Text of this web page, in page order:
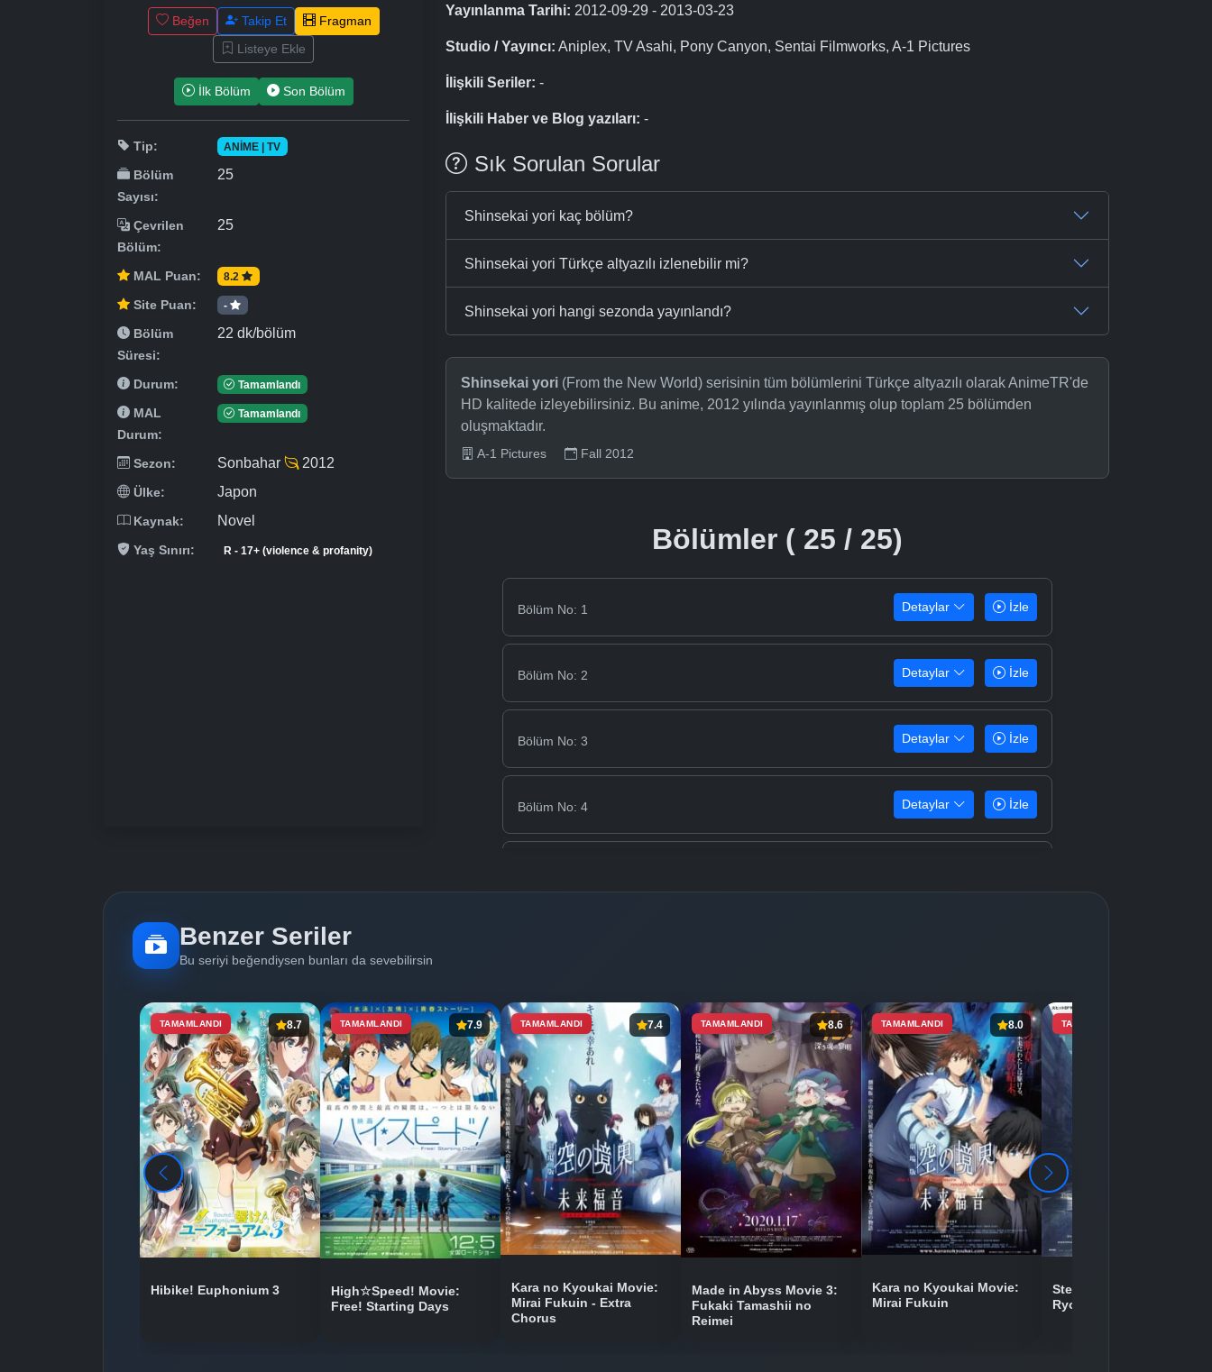
Beğen Takip Et
Fragman
Listeye Ekle
İlk Bölüm Son Bölüm
Tip: ANIME | TV
Bölüm
Sayısı:
25
Çevrilen
Bölüm:
25
MAL Puan: 8.2
Site Puan: -
Bölüm
Süresi:
22 dk/bölüm
Durum: Tamamlandı
MAL
Durum:
Tamamlandı
Sezon: Sonbahar 2012
Ülke: Japon
Kaynak: Novel
Yaş Sınırı: R - 17+ (violence & profanity)
Yayınlanma Tarihi: 2012-09-29 - 2013-03-23
Studio / Yayıncı: Aniplex, TV Asahi, Pony Canyon, Sentai Filmworks, A-1 Pictures
İlişkili Seriler: -
İlişkili Haber ve Blog yazıları: -
Sık Sorulan Sorular
Shinsekai yori kaç bölüm?
Shinsekai yori Türkçe altyazılı izlenebilir mi?
Shinsekai yori hangi sezonda yayınlandı?
Shinsekai yori (From the New World) serisinin tüm bölümlerini Türkçe altyazılı olarak AnimeTR'de
HD kalitede izleyebilirsiniz. Bu anime, 2012 yılında yayınlanmış olup toplam 25 bölümden
oluşmaktadır.
A-1 Pictures Fall 2012
Bölümler ( 25 / 25)
Bölüm No: 1 Detaylar İzle
Bölüm No: 2 Detaylar İzle
Bölüm No: 3 Detaylar İzle
Bölüm No: 4 Detaylar İzle
Bölüm No: 7 Detaylar İzle
Bölüm No: 8 Detaylar İzle
Bölüm No: 9 Detaylar İzle
Bölüm No: 10 Detaylar İzle
Benzer Seriler
Bu seriyi beğendiysen bunları da sevebilirsin
TAMAMLANDI 8.7
Hibike! Euphonium 3
TAMAMLANDI 7.9
High☆Speed! Movie:
Free! Starting Days
TAMAMLANDI 7.4
Kara no Kyoukai Movie:
Mirai Fukuin - Extra
Chorus
TAMAMLANDI 8.6
Made in Abyss Movie 3:
Fukaki Tamashii no
Reimei
TAMAMLANDI 8.0
Kara no Kyoukai Movie:
Mirai Fukuin
TAMAMLANDI
Steins;Gate Movie: Fuka
Ryouiki no Déjà vu